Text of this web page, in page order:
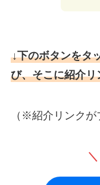
↓下のボタンをタ
び、そこに紹介
（※紹介リンクが